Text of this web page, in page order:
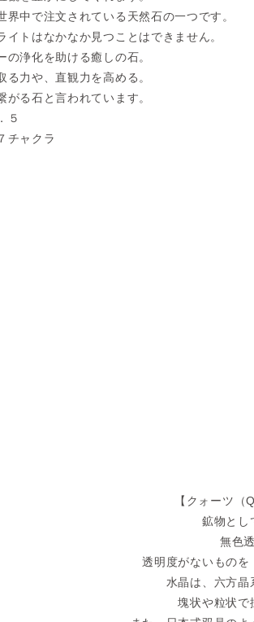
界中で注文されている天然石の一つです。
イトはなかなか見つことはできません。
の浄化を助ける癒しの石。
る力や、直観力を高める。
がる石と言われています。
５
チャクラ
【クォーツ
鉱物とし
無色
透明度がないものを
水晶は、六方晶
塊状や粒状で